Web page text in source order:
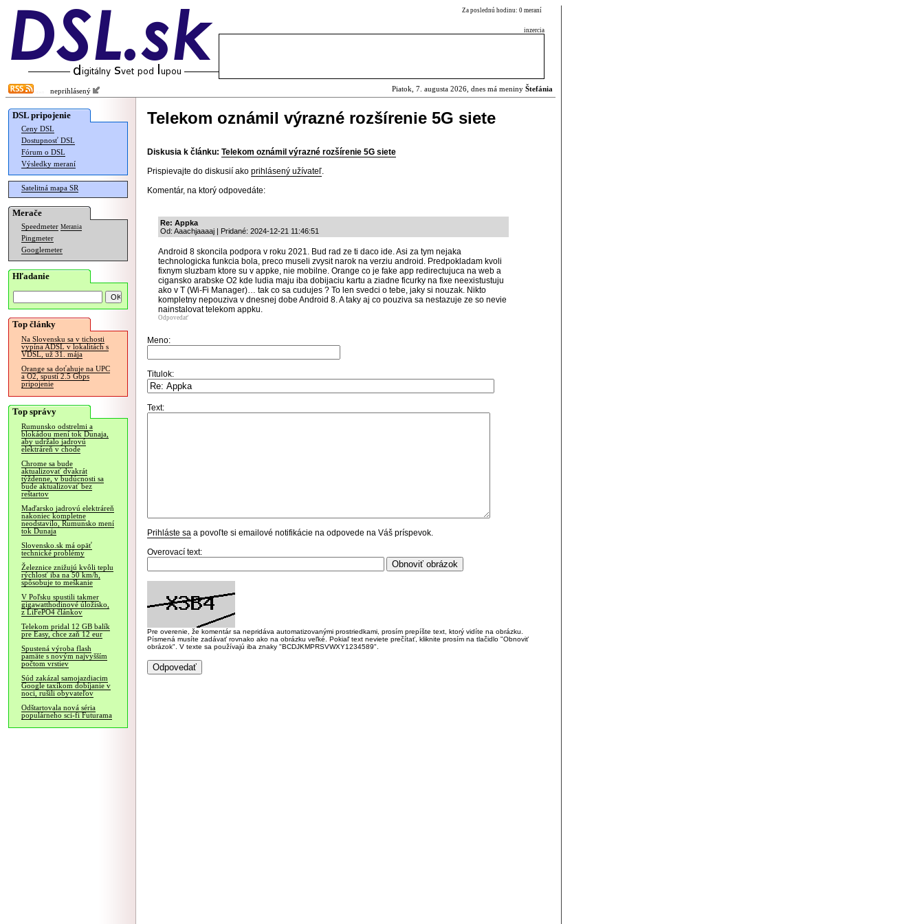
Za poslednú hodinu: 0 meraní
inzercia
neprihlásený Piatok, 7. augusta 2026, dnes má meniny Štefánia
DSL pripojenie
Ceny DSL
Dostupnosť DSL
Fórum o DSL
Výsledky meraní
Satelitná mapa SR
Merače
Speedmeter Merania
Pingmeter
Googlemeter
Hľadanie
Top články
Na Slovensku sa v tichosti
vypína ADSL v lokalitách s
VDSL, už 31. mája
Orange sa doťahuje na UPC
a O2, spustí 2.5 Gbps
pripojenie
Top správy
Rumunsko odstrelmi a
blokádou mení tok Dunaja,
aby udržalo jadrovú
elektráreň v chode
Chrome sa bude
aktualizovať dvakrát
týždenne, v budúcnosti sa
bude aktualizovať bez
reštartov
Maďarsko jadrovú elektráreň
nakoniec kompletne
neodstavilo, Rumunsko mení
tok Dunaja
Slovensko.sk má opäť
technické problémy
Železnice znižujú kvôli teplu
rýchlosť iba na 50 km/h,
spôsobuje to meškanie
V Poľsku spustili takmer
gigawatthodinové úložisko,
z LiFePO4 článkov
Telekom pridal 12 GB balík
pre Easy, chce zaň 12 eur
Spustená výroba flash
pamäte s novým najvyšším
počtom vrstiev
Súd zakázal samojazdiacim
Google taxíkom dobíjanie v
noci, rušili obyvateľov
Odštartovala nová séria
populárneho sci-fi Futurama
Telekom oznámil výrazné rozšírenie 5G siete
Diskusia k článku: Telekom oznámil výrazné rozšírenie 5G siete
Prispievajte do diskusií ako prihlásený užívateľ.
Komentár, na ktorý odpovedáte:
Re: Appka
Od: Aaachjaaaaj | Pridané: 2024-12-21 11:46:51
Android 8 skoncila podpora v roku 2021. Bud rad ze ti daco ide. Asi za tym nejaka
technologicka funkcia bola, preco museli zvysit narok na verziu android. Predpokladam kvoli
fixnym sluzbam ktore su v appke, nie mobilne. Orange co je fake app redirectujuca na web a
cigansko arabske O2 kde ludia maju iba dobijaciu kartu a ziadne ficurky na fixe neexistustuju
ako v T (Wi-Fi Manager)… tak co sa cudujes ? To len svedci o tebe, jaky si nouzak. Nikto
kompletny nepouziva v dnesnej dobe Android 8. A taky aj co pouziva sa nestazuje ze so nevie
nainstalovat telekom appku.
Odpovedať
Meno:
Titulok:
Text:
Prihláste sa a povoľte si emailové notifikácie na odpovede na Váš príspevok.
Overovací text:
Pre overenie, že komentár sa nepridáva automatizovanými prostriedkami, prosím prepíšte text, ktorý vidíte na obrázku.
Písmená musíte zadávať rovnako ako na obrázku veľké. Pokiaľ text neviete prečítať, kliknite prosím na tlačidlo "Obnoviť
obrázok". V texte sa používajú iba znaky "BCDJKMPRSVWXY1234589".